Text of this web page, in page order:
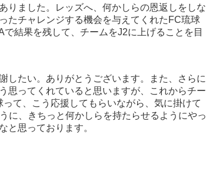
りました。レッズへ、何かしらの恩返しをしな
たチャレンジする機会を与えてくれたFC琉球
結果を残して、チームをJ2に上げることを目
したい。ありがとうございます。また、さらに
思ってくれていると思いますが、これからチー
て、こう応援してもらいながら、気に掛けて
に、きちっと何かしらを持たらせるようにやっ
と思っております。